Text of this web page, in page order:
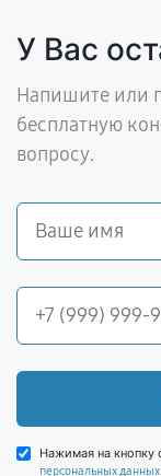
У Вас
Напишите или
бесплатную
вопросу.
Нажимая на кнопку
персональных данных